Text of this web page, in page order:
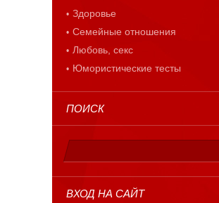
Здоровье
Семейные отношения
Любовь, секс
Юмористические тесты
ПОИСК
ВХОД НА САЙТ